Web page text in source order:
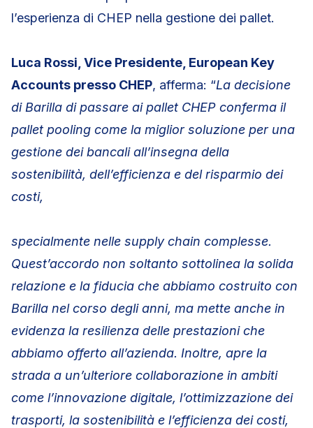
l’esperienza di CHEP nella gestione dei pallet.
Luca Rossi, Vice Presidente, European Key
Accounts presso CHEP, afferma: “La decisione
di Barilla di passare ai pallet CHEP conferma il
pallet pooling come la miglior soluzione per una
gestione dei bancali all’insegna della
sostenibilità, dell’efficienza e del risparmio dei
costi,
specialmente nelle supply chain complesse.
Quest’accordo non soltanto sottolinea la solida
relazione e la fiducia che abbiamo costruito con
Barilla nel corso degli anni, ma mette anche in
evidenza la resilienza delle prestazioni che
abbiamo offerto all’azienda. Inoltre, apre la
strada a un’ulteriore collaborazione in ambiti
come l’innovazione digitale, l’ottimizzazione dei
trasporti, la sostenibilità e l’efficienza dei costi,